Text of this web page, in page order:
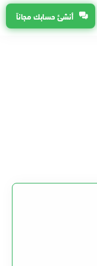
أنشئ حسابك مجاناً